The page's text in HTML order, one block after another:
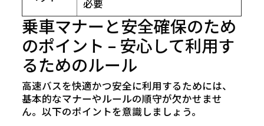
必要
乗車マナーと安全確保のため
のポイント – 安心して利用す
るためのルール
高速バスを快適かつ安全に利用するためには、
基本的なマナーやルールの順守が欠かせませ
ん。以下のポイントを意識しましょう。